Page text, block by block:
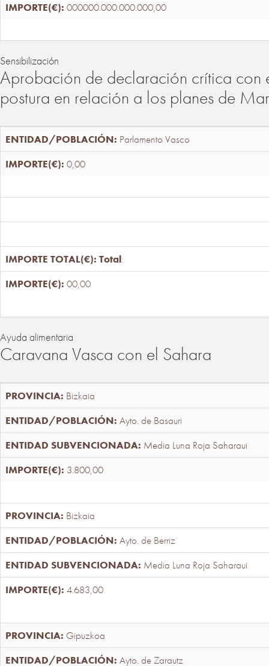
000000.000.000.000,00
Sensibilización
Aprobación de declaración crítica con
postura en relación a los planes de
Parlamento Vasco
0,00
Total:
00,00
Ayuda alimentaria
Caravana Vasca con el Sahara
Bizkaia
Ayto. de Basauri
Media Luna Roja Saharaui
3.800,00
Bizkaia
Ayto. de Berriz
Media Luna Roja Saharaui
4.683,00
Gipuzkoa
Ayto. de Zarautz